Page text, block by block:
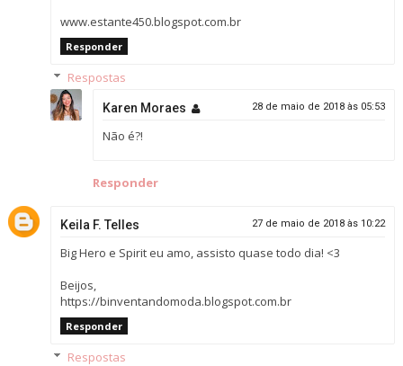
www.estante450.blogspot.com.br
Responder
Respostas
Karen Moraes 28 de maio de 2018 às 05:53
Não é?!
Responder
Keila F. Telles 27 de maio de 2018 às 10:22
Big Hero e Spirit eu amo, assisto quase todo dia! <3
Beijos,
https://binventandomoda.blogspot.com.br
Responder
Respostas